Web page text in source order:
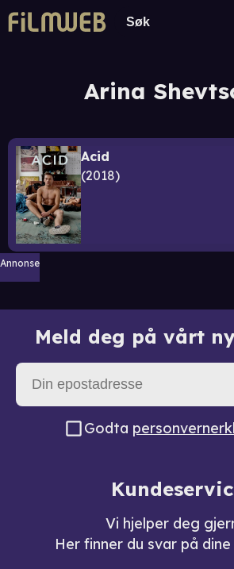
Arina
Acid
2018
Annonse
Meld deg på vårt
Godta
Vi hjelper deg
Her finner du svar på